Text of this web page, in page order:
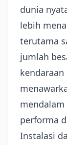
dunia
lebih
terutama
jumlah
performa
Instalasi